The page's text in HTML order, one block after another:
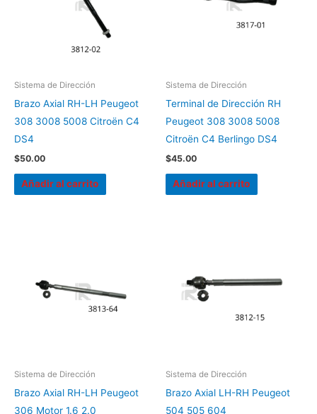
Sistema de Dirección
Brazo Axial RH-LH Peugeot
308 3008 5008 Citroën C4
DS4
$50.00
Añadir al carrito
Sistema de Dirección
Terminal de Dirección RH
Peugeot 308 3008 5008
Citroën C4 Berlingo DS4
$45.00
Añadir al carrito
Sistema de Dirección
Brazo Axial RH-LH Peugeot
306 Motor 1.6 2.0
Sistema de Dirección
Brazo Axial LH-RH Peugeot
504 505 604